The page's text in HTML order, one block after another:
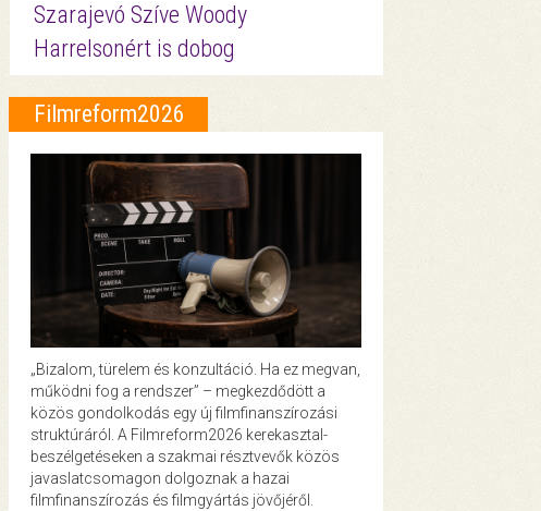
Szarajevó Szíve Woody
Harrelsonért is dobog
Filmreform2026
„Bizalom, türelem és konzultáció. Ha ez megvan,
működni fog a rendszer” – megkezdődött a
közös gondolkodás egy új filmfinanszírozási
struktúráról. A Filmreform2026 kerekasztal-
beszélgetéseken a szakmai résztvevők közös
javaslatcsomagon dolgoznak a hazai
filmfinanszírozás és filmgyártás jövőjéről.